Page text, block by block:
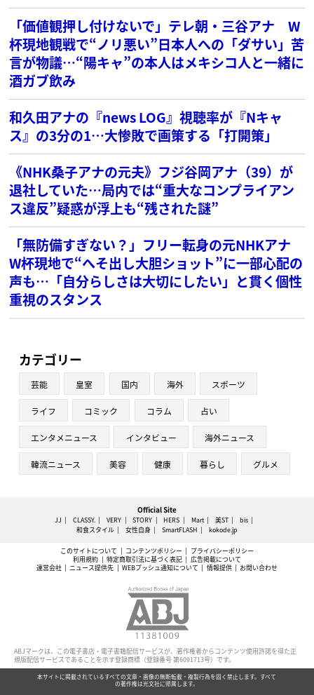
「価値観押し付けないで」テレ朝・三谷アナ W
杯現地観戦で“ノリ悪い”日本人への「ダサい」苦
言が物議…“陽キャ”の本人はメキシコ人と一緒に
酒ガブ飲み
和久田アナの『news LOG』視聴率が『Nキャ
ス』の3分の1…大惨敗で画策する「打開策」
《NHK桑子アナの元夫》フジ谷岡アナ（39）が
退社していた…局内では“重大なコンプライアン
ス違反”疑惑が浮上も“残された謎”
「無防備すぎない？」フリー転身の元NHKアナ
W杯現地で“へそ出し大胆ショット”に一部心配の
声も…「自分らしさは大切にしたい」と貫く個性
重視のスタンス
カテゴリー
芸能 皇室 国内 海外 スポーツ
ライフ コミック コラム 占い
エンタメニュース インタビュー 海外ニュース
韓流ニュース 美容 健康 暮らし グルメ
Official Site
JJ CLASSY. VERY STORY HERS Mart 美ST
bis
和食スタイル
女性自身 SmartFLASH kokode.jp
このサイトについて コンテンツポリシー
プライバシーポリシー
利用規約
特定商取引法に基づく表記
広告掲載について
運営会社
ニュース提供先 WEBプッシュ通知について 情報提供 お問い合わせ
ABJマークは、この電子書店・電子書籍配信サービスが、著作権者からコンテンツ使用許諾を得た正
規版配信サービスであることを示す登録商標（登録番号 第6091713号）です。
本サイトに掲載されているすべての文章・画像の無断転載・複製行為を固く禁止します。すべて
の著作権は光文社に帰属します。